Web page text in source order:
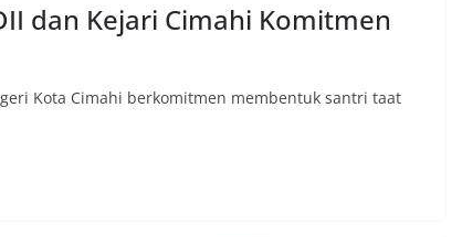
dan Kejari Cimahi Komitmen
Kota Cimahi berkomitmen membentuk santri taat